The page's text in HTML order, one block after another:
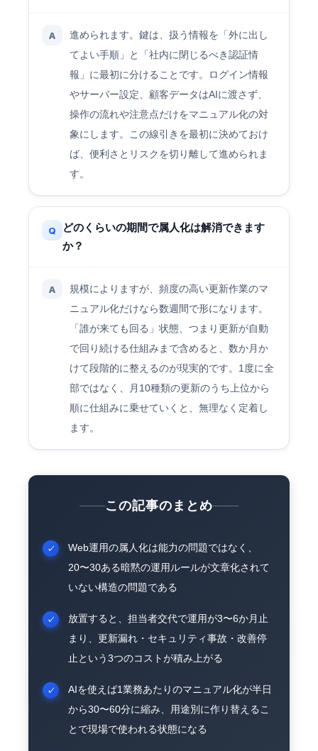
A
進められます。鍵は、扱う情報を「外に出し
てよい手順」と「社内に閉じるべき認証情
報」に最初に分けることです。ログイン情報
やサーバー設定、顧客データはAIに渡さず、
操作の流れや注意点だけをマニュアル化の対
象にします。この線引きを最初に決めておけ
ば、便利さとリスクを切り離して進められま
す。
Q
どのくらいの期間で属人化は解消できます
か？
A
規模によりますが、頻度の高い更新作業のマ
ニュアル化だけなら数週間で形になります。
「誰が来ても回る」状態、つまり更新が自動
で回り続ける仕組みまで含めると、数か月か
けて段階的に整えるのが現実的です。1度に全
部ではなく、月10種類の更新のうち上位から
順に仕組みに乗せていくと、無理なく定着し
ます。
この記事のまとめ
Web運用の属人化は能力の問題ではなく、
20〜30ある暗黙の運用ルールが文章化されて
いない構造の問題である
放置すると、担当者交代で運用が3〜6か月止
まり、更新漏れ・セキュリティ事故・改善停
止という3つのコストが積み上がる
AIを使えば1業務あたりのマニュアル化が半日
から30〜60分に縮み、用途別に作り替えるこ
とで現場で使われる状態になる